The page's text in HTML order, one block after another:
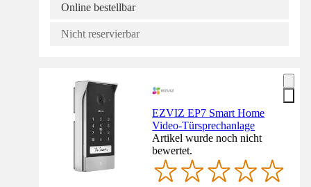
Online bestellbar
Nicht reservierbar
EZVIZ EP7 Smart Home
Video-Türsprechanlage
Artikel wurde noch nicht
bewertet.